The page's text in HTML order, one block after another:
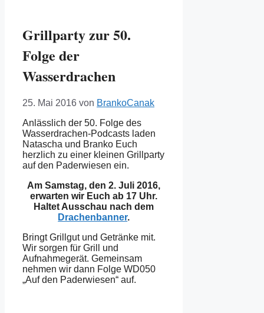
Grillparty zur 50.
Folge der
Wasserdrachen
25. Mai 2016 von BrankoCanak
Anlässlich der 50. Folge des
Wasserdrachen-Podcasts laden
Natascha und Branko Euch
herzlich zu einer kleinen Grillparty
auf den Paderwiesen ein.
Am Samstag, den 2. Juli 2016,
erwarten wir Euch ab 17 Uhr.
Haltet Ausschau nach dem
Drachenbanner.
Bringt Grillgut und Getränke mit.
Wir sorgen für Grill und
Aufnahmegerät. Gemeinsam
nehmen wir dann Folge WD050
„Auf den Paderwiesen“ auf.